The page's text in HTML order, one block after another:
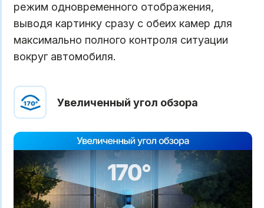
режим одновременного отображения,
выводя картинку сразу с обеих камер для
максимально полного контроля ситуации
вокруг автомобиля.
Увеличенный угол обзора